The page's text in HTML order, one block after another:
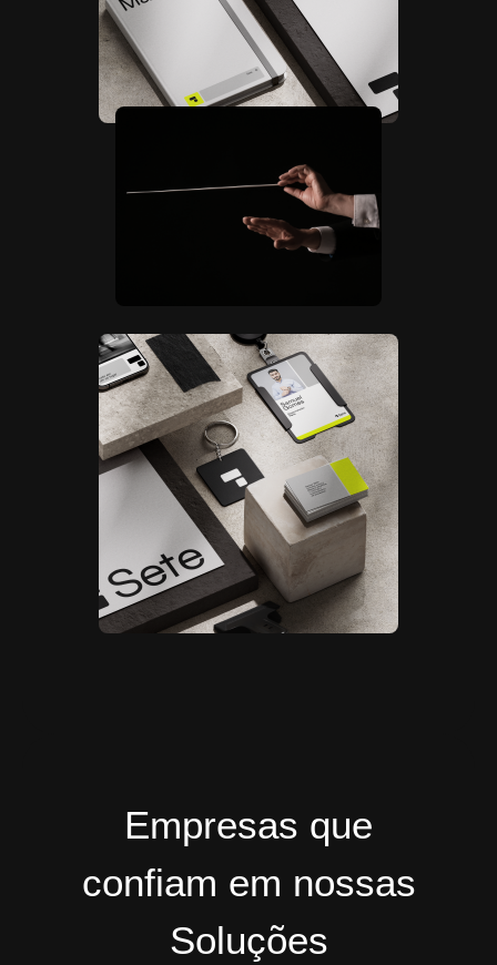
Empresas que
confiam em nossas
Soluções